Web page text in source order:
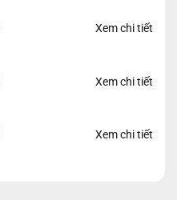
Xem chi tiết
Xem chi tiết
Xem chi tiết